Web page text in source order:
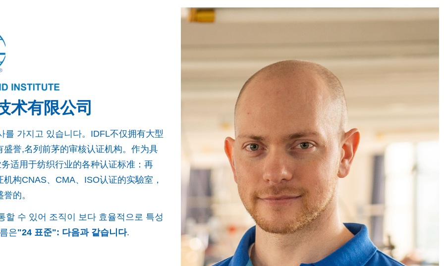
术有限公司
가지고 있습니다。IDFL不仅拥有大型
誉,名列前茅的审核认证机构。作为具
适用于纺织行业的各种认证标准：再
构CNAS、CMA、ISO认证的实驗室，
的。
수 있어 조직이 보다 효율적으로 특성
은"24 표준": 다음과 같습니다.